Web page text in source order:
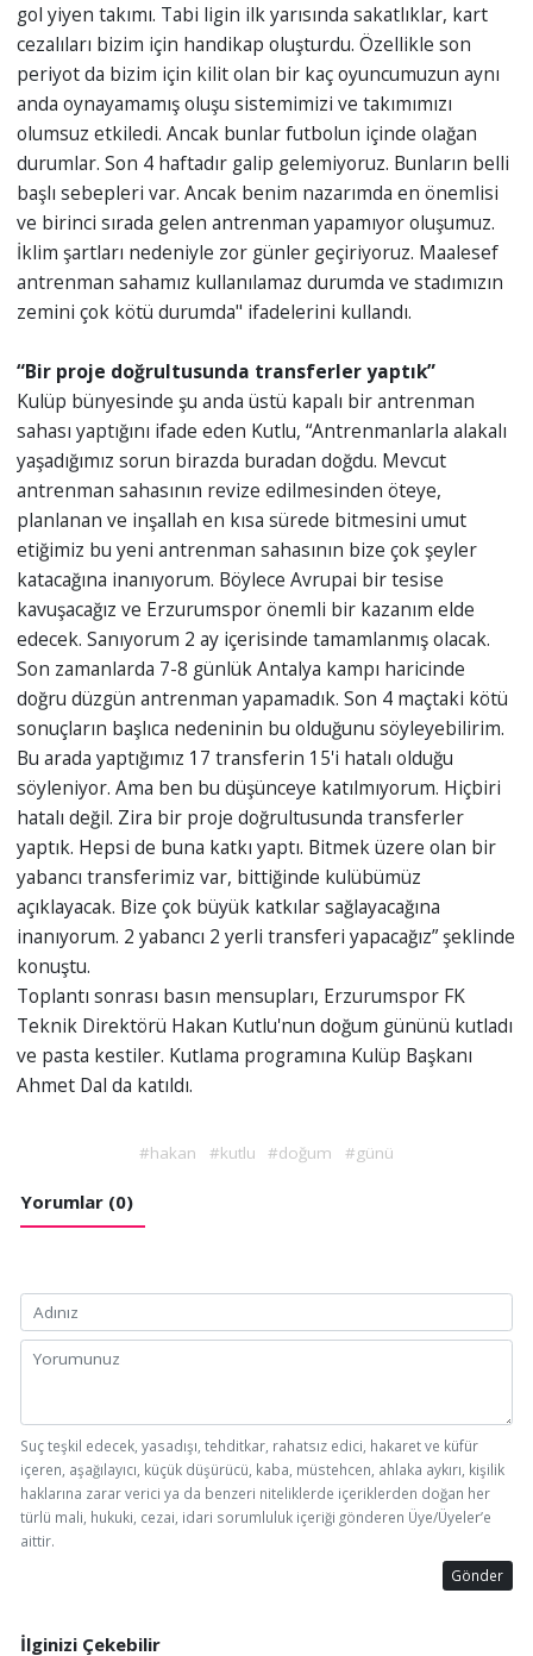
gol yiyen takımı. Tabi ligin ilk yarısında sakatlıklar, kart
cezalıları bizim için handikap oluşturdu. Özellikle son
periyot da bizim için kilit olan bir kaç oyuncumuzun aynı
anda oynayamamış oluşu sistemimizi ve takımımızı
olumsuz etkiledi. Ancak bunlar futbolun içinde olağan
durumlar. Son 4 haftadır galip gelemiyoruz. Bunların belli
başlı sebepleri var. Ancak benim nazarımda en önemlisi
ve birinci sırada gelen antrenman yapamıyor oluşumuz.
İklim şartları nedeniyle zor günler geçiriyoruz. Maalesef
antrenman sahamız kullanılamaz durumda ve stadımızın
zemini çok kötü durumda" ifadelerini kullandı.
“Bir proje doğrultusunda transferler yaptık”
Kulüp bünyesinde şu anda üstü kapalı bir antrenman
sahası yaptığını ifade eden Kutlu, “Antrenmanlarla alakalı
yaşadığımız sorun birazda buradan doğdu. Mevcut
antrenman sahasının revize edilmesinden öteye,
planlanan ve inşallah en kısa sürede bitmesini umut
etiğimiz bu yeni antrenman sahasının bize çok şeyler
katacağına inanıyorum. Böylece Avrupai bir tesise
kavuşacağız ve Erzurumspor önemli bir kazanım elde
edecek. Sanıyorum 2 ay içerisinde tamamlanmış olacak.
Son zamanlarda 7-8 günlük Antalya kampı haricinde
doğru düzgün antrenman yapamadık. Son 4 maçtaki kötü
sonuçların başlıca nedeninin bu olduğunu söyleyebilirim.
Bu arada yaptığımız 17 transferin 15'i hatalı olduğu
söyleniyor. Ama ben bu düşünceye katılmıyorum. Hiçbiri
hatalı değil. Zira bir proje doğrultusunda transferler
yaptık. Hepsi de buna katkı yaptı. Bitmek üzere olan bir
yabancı transferimiz var, bittiğinde kulübümüz
açıklayacak. Bize çok büyük katkılar sağlayacağına
inanıyorum. 2 yabancı 2 yerli transferi yapacağız” şeklinde
konuştu.
Toplantı sonrası basın mensupları, Erzurumspor FK
Teknik Direktörü Hakan Kutlu'nun doğum gününü kutladı
ve pasta kestiler. Kutlama programına Kulüp Başkanı
Ahmet Dal da katıldı.
#hakan #kutlu #doğum #günü
Yorumlar (0)
Suç teşkil edecek, yasadışı, tehditkar, rahatsız edici, hakaret ve küfür
içeren, aşağılayıcı, küçük düşürücü, kaba, müstehcen, ahlaka aykırı, kişilik
haklarına zarar verici ya da benzeri niteliklerde içeriklerden doğan her
türlü mali, hukuki, cezai, idari sorumluluk içeriği gönderen Üye/Üyeler’e
aittir.
Gönder
İlginizi Çekebilir